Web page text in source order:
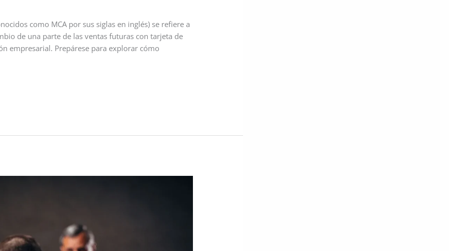
como MCA por sus siglas en inglés) se refiere a
de una parte de las ventas futuras con tarjeta de
empresarial. Prepárese para explorar cómo